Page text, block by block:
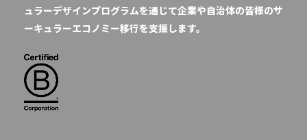
ュラーデザインプログラムを通じて企業や自治体の皆様のサ
ーキュラーエコノミー移行を支援します。